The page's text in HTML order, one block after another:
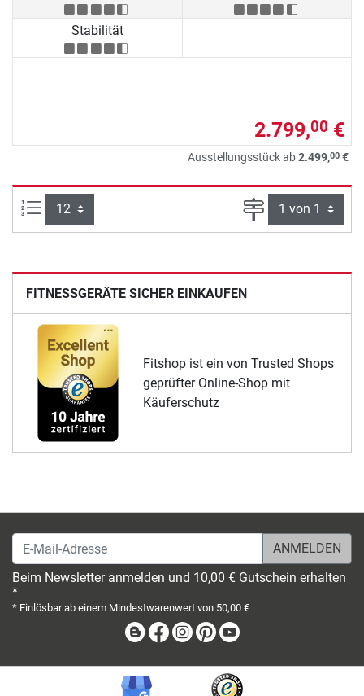
Stabilität
2.799,00 €
Ausstellungsstück ab2.499,00 €
Artikel pro Seite: Seite
FITNESSGERÄTE SICHER EINKAUFEN
Fitshop ist ein von Trusted Shops
geprüfter Online-Shop mit
Käuferschutz
E-Mail-Adresse
Beim Newsletter anmelden und 10,00 € Gutschein erhalten
*
* Einlösbar ab einem Mindestwarenwert von 50,00 €
BlogFacebook
Instagram
Pinterest